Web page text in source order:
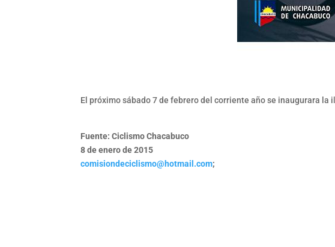
El próximo sábado 7 de febrero del corriente año se inaugurara
Fuente:Ciclismo Chacabuco
8 de enero de 2015
comisiondeciclismo@hotmail.com;